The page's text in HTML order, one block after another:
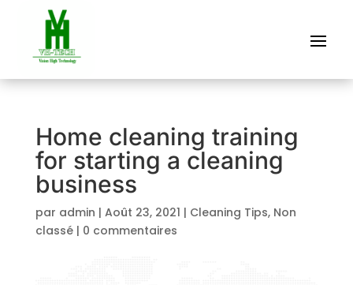
Home cleaning training
for starting a cleaning
business
par admin | Août 23, 2021 | Cleaning Tips, Non
classé| 0 commentaires